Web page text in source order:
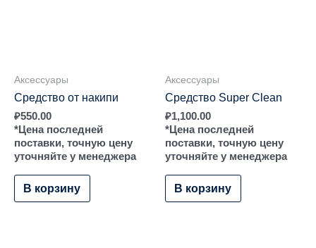
Аксессуары
Средство от накипи
₽550.00
*Цена последней
поставки, точную цену
уточняйте у менеджера
В корзину
Аксессуары
Средство Super Clean
₽1,100.00
*Цена последней
поставки, точную цену
уточняйте у менеджера
В корзину